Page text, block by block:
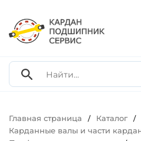
Главная страница / Каталог /
Карданные валы и части